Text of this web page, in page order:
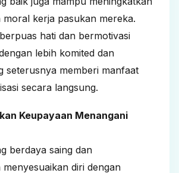
moral kerja pasukan mereka.
hati dan bermotivasi
lebih komited dan
seterusnya memberi manfaat
secara langsung.
Keupayaan Menangani
berdaya saing dan
diri dengan